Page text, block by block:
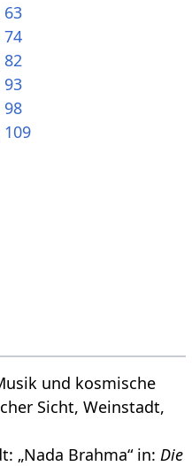
und kosmische
Sicht, Weinstadt,
„Nada Brahma“ in: Die